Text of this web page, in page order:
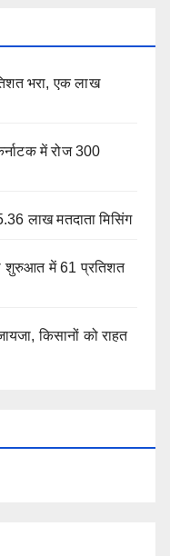
भरा, एक लाख
में रोज 300
लाख मतदाता मिसिंग
शुरुआत में 61 प्रतिशत
किसानों को राहत